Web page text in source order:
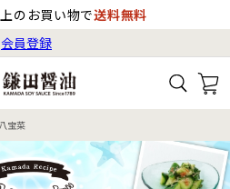
のお買い物で送料無料
会員登録
レシピ検索
八宝菜
日（国内）の目安
（金） 13:00
へのお届け予定日は